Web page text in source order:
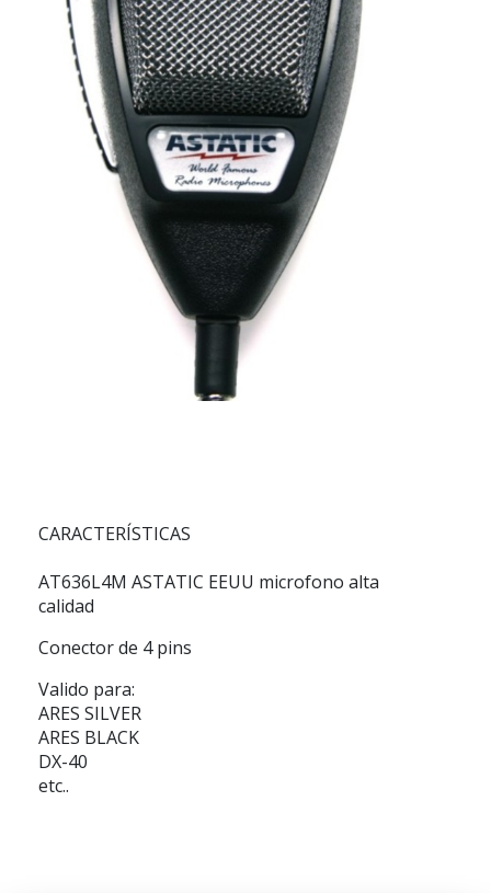
CARACTERÍSTICAS
AT636L4M ASTATIC EEUU microfono alta
calidad
Conector de 4 pins
Valido para:
ARES SILVER
ARES BLACK
DX-40
etc..